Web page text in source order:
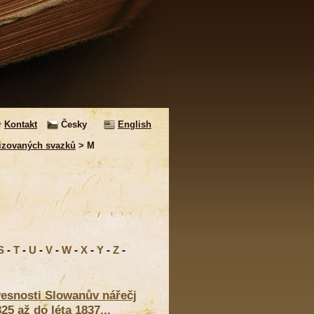
Kontakt Česky
English
svazků > M
- T - U - V - W - X - Y - Z -
Slowanův nářečj
až do léta 1837...